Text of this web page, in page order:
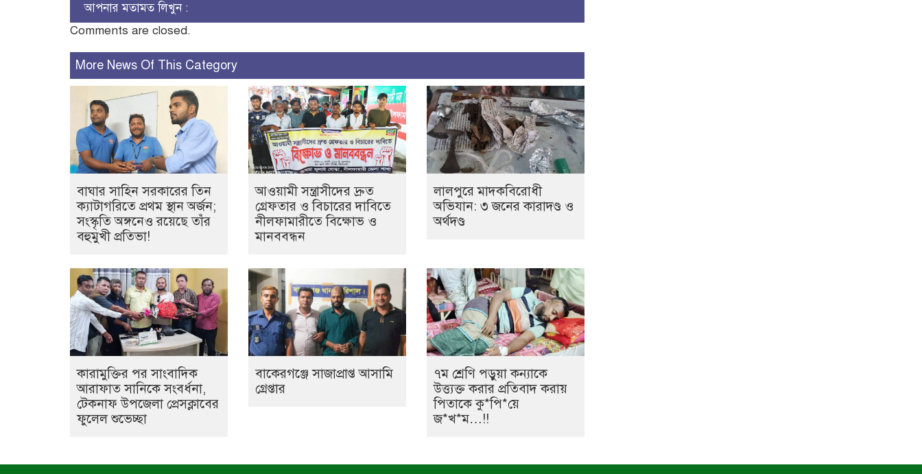
আপনার মতামত লিখুন :
Comments are closed.
More News Of This Category
বাঘার সাহিন সরকারের তিন
ক্যাটাগরিতে প্রথম স্থান অর্জন;
সংস্কৃতি অঙ্গনেও রয়েছে তাঁর
বহুমুখী প্রতিভা!
আওয়ামী সন্ত্রাসীদের দ্রুত
গ্রেফতার ও বিচারের দাবিতে
নীলফামারীতে বিক্ষোভ ও
মানববন্ধন
লালপুরে মাদকবিরোধী
অভিযান: ৩ জনের কারাদণ্ড ও
অর্থদণ্ড
কারামুক্তির পর সাংবাদিক
আরাফাত সানিকে সংবর্ধনা,
টেকনাফ উপজেলা প্রেসক্লাবের
ফুলেল শুভেচ্ছা
বাকেরগঞ্জে সাজাপ্রাপ্ত আসামি
গ্রেপ্তার
৭ম শ্রেণি পড়ুয়া কন্যাকে
উত্ত্যক্ত করার প্রতিবাদ করায়
পিতাকে কু*পি*য়ে
জ*খ*ম…!!